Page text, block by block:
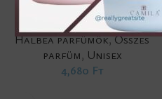
on 15 ml
Halbea parfümök,Összes
parfüm, Unisex
4,680 Ft